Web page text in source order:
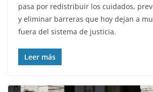
pasa por redistribuir los cuidados,
y eliminar barreras que hoy dejan a
fuera del sistema de justicia.
Leer más